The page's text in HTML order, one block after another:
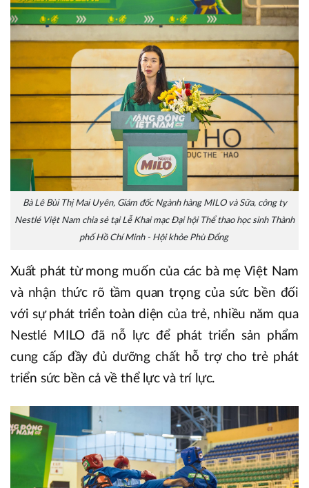
Bà Lê Bùi Thị Mai Uyên, Giám đốc Ngành hàng MILO và Sữa, công ty
Nestlé Việt Nam chia sẻ tại Lễ Khai mạc Đại hội Thể thao học sinh Thành
phố Hồ Chí Minh - Hội khỏe Phù Đổng
Xuất phát từ mong muốn của các bà mẹ Việt Nam
và nhận thức rõ tầm quan trọng của sức bền đối
với sự phát triển toàn diện của trẻ, nhiều năm qua
Nestlé MILO đã nỗ lực để phát triển sản phẩm
cung cấp đầy đủ dưỡng chất hỗ trợ cho trẻ phát
triển sức bền cả về thể lực và trí lực.